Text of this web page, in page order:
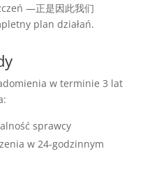
—正是因此我们
plan działań.
w terminie 3 lat
sprawcy
w 24-godzinnym